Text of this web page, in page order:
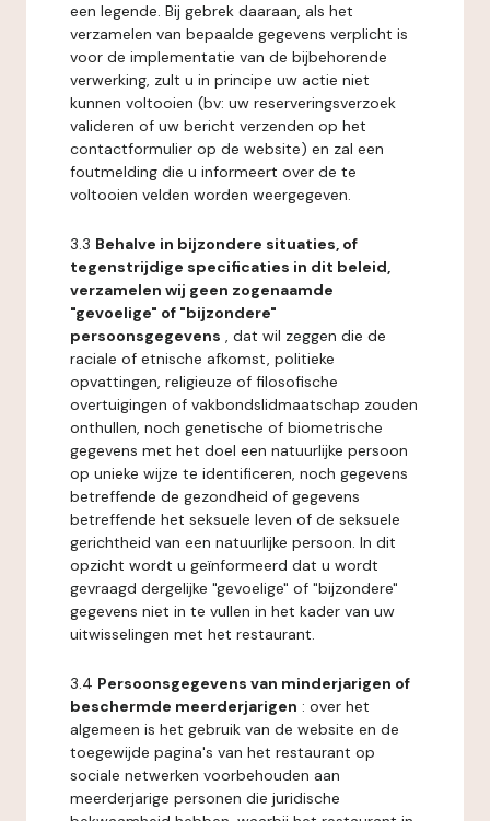
een legende. Bij gebrek daaraan, als het
verzamelen van bepaalde gegevens verplicht is
voor de implementatie van de bijbehorende
verwerking, zult u in principe uw actie niet
kunnen voltooien (bv: uw reserveringsverzoek
valideren of uw bericht verzenden op het
contactformulier op de website) en zal een
foutmelding die u informeert over de te
voltooien velden worden weergegeven.
3.3 Behalve in bijzondere situaties, of
tegenstrijdige specificaties in dit beleid,
verzamelen wij geen zogenaamde
"gevoelige" of "bijzondere"
persoonsgegevens , dat wil zeggen die de
raciale of etnische afkomst, politieke
opvattingen, religieuze of filosofische
overtuigingen of vakbondslidmaatschap zouden
onthullen, noch genetische of biometrische
gegevens met het doel een natuurlijke persoon
op unieke wijze te identificeren, noch gegevens
betreffende de gezondheid of gegevens
betreffende het seksuele leven of de seksuele
gerichtheid van een natuurlijke persoon. In dit
opzicht wordt u geïnformeerd dat u wordt
gevraagd dergelijke "gevoelige" of "bijzondere"
gegevens niet in te vullen in het kader van uw
uitwisselingen met het restaurant.
3.4 Persoonsgegevens van minderjarigen of
beschermde meerderjarigen : over het
algemeen is het gebruik van de website en de
toegewijde pagina's van het restaurant op
sociale netwerken voorbehouden aan
meerderjarige personen die juridische